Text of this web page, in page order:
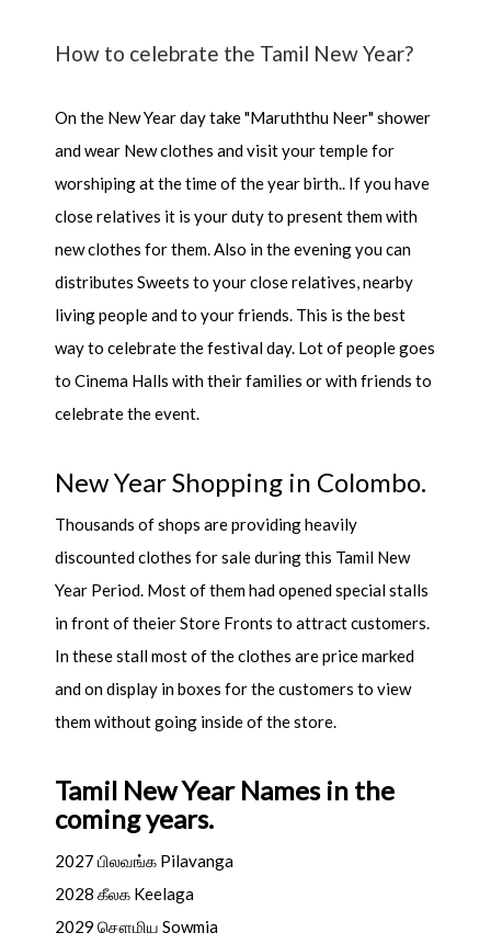
How to celebrate the Tamil New Year?
On the New Year day take "Maruththu Neer" shower
and wear New clothes and visit your temple for
worshiping at the time of the year birth.. If you have
close relatives it is your duty to present them with
new clothes for them. Also in the evening you can
distributes Sweets to your close relatives, nearby
living people and to your friends. This is the best
way to celebrate the festival day. Lot of people goes
to Cinema Halls with their families or with friends to
celebrate the event.
New Year Shopping in Colombo.
Thousands of shops are providing heavily
discounted clothes for sale during this Tamil New
Year Period. Most of them had opened special stalls
in front of theier Store Fronts to attract customers.
In these stall most of the clothes are price marked
and on display in boxes for the customers to view
them without going inside of the store.
Tamil New Year Names in the
coming years.
2027 பிலவங்க Pilavanga
2028 கீலக Keelaga
2029 சௌமிய Sowmia